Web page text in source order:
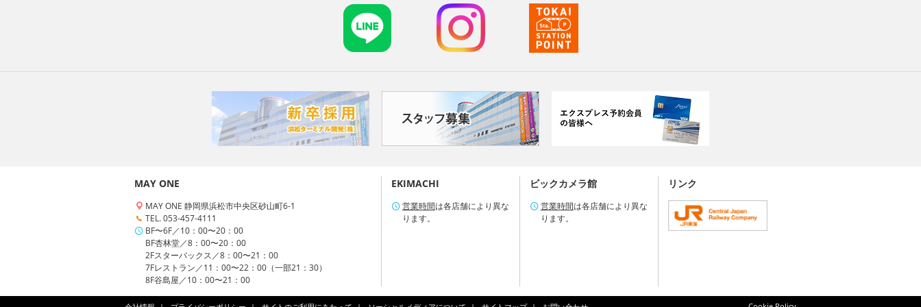
MAY ONE
MAY ONE 静岡県浜松市中央区砂山町6-1
TEL. 053-457-4111
BF〜6F／10：00〜20：00
BF杏林堂／8：00〜20：00
2Fスターバックス／8：00〜21：00
7Fレストラン／11：00〜22：00（一部21：30）
8F谷島屋／10：00〜21：00
EKIMACHI
営業時間は各店舗により異な
ります。
ビックカメラ館
営業時間は各店舗により異な
ります。
リンク